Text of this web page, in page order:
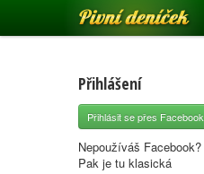
Pivní deníček
Přihlášení
Přihlásit se přes Facebook
Nepoužíváš Facebook?
Pak je tu klasická